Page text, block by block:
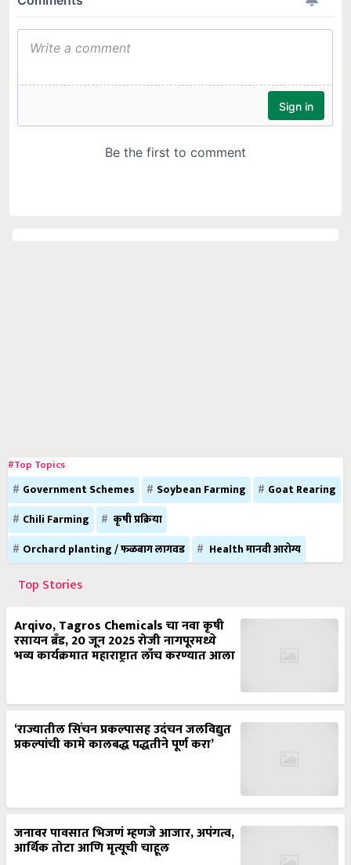
Government Schemes Soybean Farming
Goat Rearing
Chili Farming
कृषी प्रक्रिया
Orchard planting / फळबाग लागवड
Health मानवी आरोग्य
Top Stories
रसायन ब्रँड, 20 जून 2025 रोजी नागपूरमध्ये
भव्य कार्यक्रमात महाराष्ट्रात लाँच करण्यात आला
प्रकल्पांची कामे कालबद्ध पद्धतीने पूर्ण करा’
जनावर पावसात भिजणं म्हणजे आजार, अपंगत्व,
आर्थिक तोटा आणि मृत्यूची चाहूल